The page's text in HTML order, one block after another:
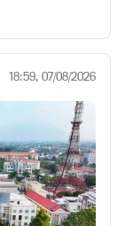
18:59, 07/08/2026